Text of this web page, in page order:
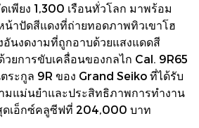
เพียง 1,300 เรือนทั่วโลก มาพร้อม
าปัดสีแดงที่ถ่ายทอดภาพทิวเขาโฮ
อันงดงามที่ถูกอาบด้วยแสงแดดสี
ยการขับเคลื่อนของกลไก Cal. 9R65
ระกูล 9R ของ Grand Seiko ที่ได้รับ
มแม่นยำและประสิทธิภาพการทำงาน
ดเอ็กซ์คลูซีฟที่ 204,000 บาท